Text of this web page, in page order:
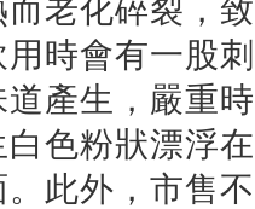
而老化碎裂，致
時會有一股刺
道產生，嚴重時
白色粉狀漂浮在
。此外，市售不